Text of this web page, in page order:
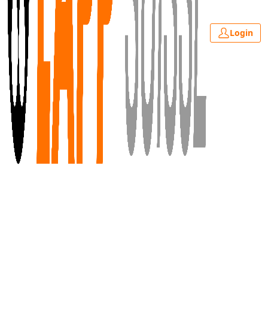
Login